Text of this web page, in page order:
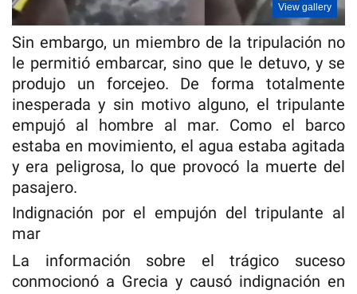
View gallery
Sin embargo, un miembro de la tripulación no
le permitió embarcar, sino que le detuvo, y se
produjo un forcejeo. De forma totalmente
inesperada y sin motivo alguno, el tripulante
empujó al hombre al mar. Como el barco
estaba en movimiento, el agua estaba agitada
y era peligrosa, lo que provocó la muerte del
pasajero.
Indignación por el empujón del tripulante al
mar
La información sobre el trágico suceso
conmocionó a Grecia y causó indignación en